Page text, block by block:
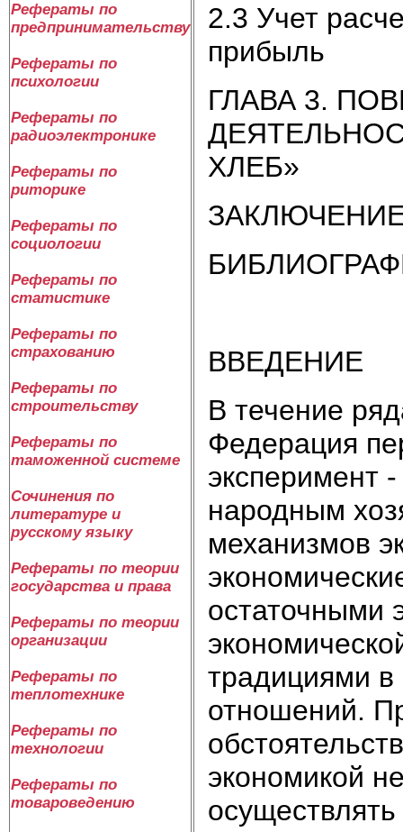
Рефераты по
предпринимательству
Рефераты по
психологии
Рефераты по
радиоэлектронике
Рефераты по
риторике
Рефераты по
социологии
Рефераты по
статистике
Рефераты по
страхованию
Рефераты по
строительству
Рефераты по
таможенной системе
Сочинения по
литературе и
русскому языку
Рефераты по теории
государства и права
Рефераты по теории
организации
Рефераты по
теплотехнике
Рефераты по
технологии
Рефераты по
товароведению
2.3 Учет
прибыль
ГЛАВА 3.
ХЛЕБ»
ВВЕДЕНИЕ
В течение
Федерация
эксперимент
народным
механизмов
остаточными
традициями в
отношений.
экономикой